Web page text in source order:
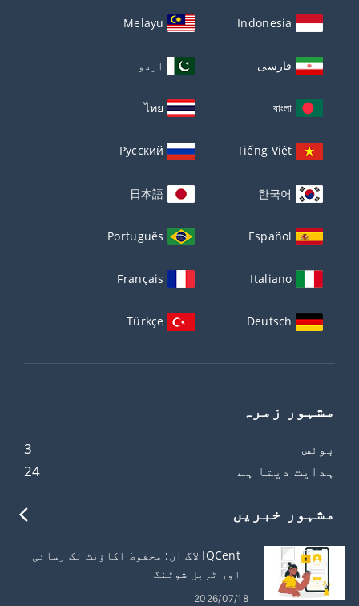
Indonesia
Melayu
فارسی اردو
বাংলা
ไทย
Tiếng Việt
Русский
한국어
日本語
Español
Português
Italiano
Français
Deutsch
Türkçe
مشہور زمرہ
3
بونس
24
ہدایت دیتا ہے
مشہور خبریں
IQCent لاگ ان: محفوظ اکاؤنٹ تک رسائی
اور ٹربل شوٹنگ
2026/07/18